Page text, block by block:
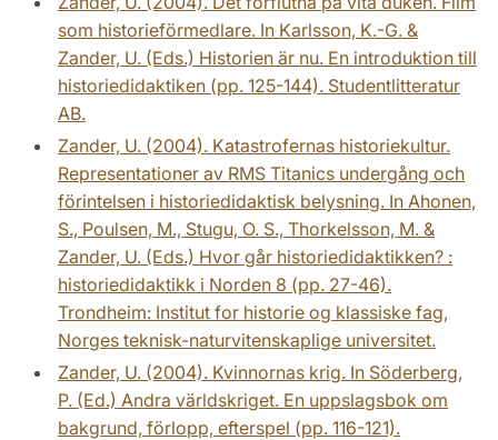
som historieförmedlare. In Karlsson, K.-G. &
Zander, U. (Eds.) Historien är nu. En introduktion till
historiedidaktiken (pp. 125-144). Studentlitteratur
AB.
Zander, U. (2004). Katastrofernas historiekultur.
Representationer av RMS Titanics undergång och
förintelsen i historiedidaktisk belysning. In Ahonen,
S., Poulsen, M., Stugu, O. S., Thorkelsson, M. &
Zander, U. (Eds.) Hvor går historiedidaktikken? :
historiedidaktikk i Norden 8 (pp. 27-46).
Trondheim: Institut for historie og klassiske fag,
Norges teknisk-naturvitenskaplige universitet.
Zander, U. (2004). Kvinnornas krig. In Söderberg,
P. (Ed.) Andra världskriget. En uppslagsbok om
bakgrund, förlopp, efterspel (pp. 116-121).